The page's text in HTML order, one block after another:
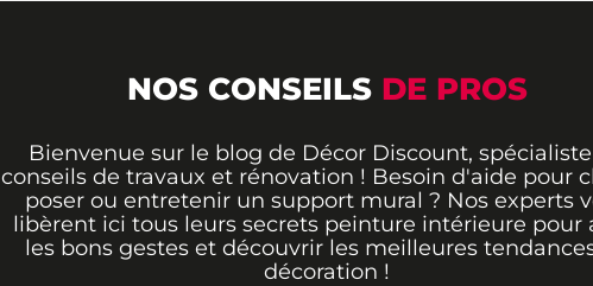
NOS CONSEILS DE PROS
Bienvenue sur le blog de Décor Discount,
conseils de travaux et rénovation ! Besoin d'aide pour
poser ou entretenir un support mural ? Nos experts
libèrent ici tous leurs secrets peinture intérieure pour
les bons gestes et découvrir les meilleures
décoration !